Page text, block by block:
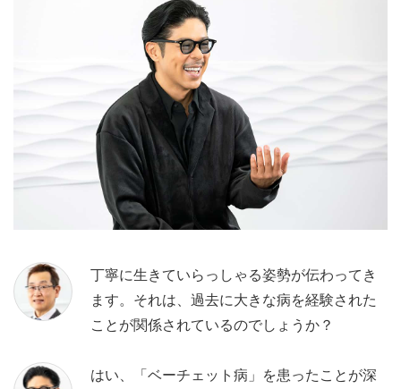
丁寧に生きていらっしゃる姿勢が伝わってき
ます。それは、過去に大きな病を経験された
ことが関係されているのでしょうか？
はい、「ベーチェット病」を患ったことが深